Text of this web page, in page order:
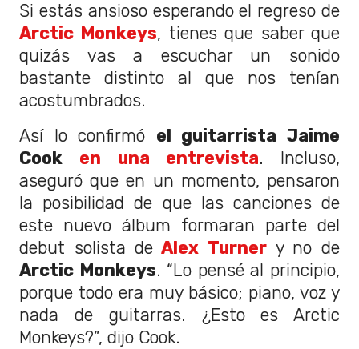
Si estás ansioso esperando el regreso de
Arctic Monkeys, tienes que saber que
quizás vas a escuchar un sonido
bastante distinto al que nos tenían
acostumbrados.
Así lo confirmó el guitarrista Jaime
Cook
en una entrevista. Incluso,
aseguró que en un momento, pensaron
la posibilidad de que las canciones de
este nuevo álbum formaran parte del
debut solista de Alex Turnery no de
Arctic Monkeys. “Lo pensé al principio,
porque todo era muy básico; piano, voz y
nada de guitarras. ¿Esto es Arctic
Monkeys?”, dijo Cook.